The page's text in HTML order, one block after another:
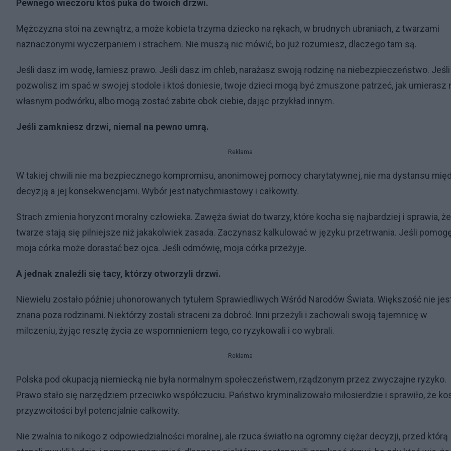
Pewnego wieczoru ktoś puka do twoich drzwi.
Mężczyzna stoi na zewnątrz, a może kobieta trzyma dziecko na rękach, w brudnych ubraniach, z twarzami
naznaczonymi wyczerpaniem i strachem. Nie muszą nic mówić, bo już rozumiesz, dlaczego tam są.
Jeśli dasz im wodę, łamiesz prawo. Jeśli dasz im chleb, narażasz swoją rodzinę na niebezpieczeństwo. Jeśli
pozwolisz im spać w swojej stodole i ktoś doniesie, twoje dzieci mogą być zmuszone patrzeć, jak umierasz
własnym podwórku, albo mogą zostać zabite obok ciebie, dając przykład innym.
Jeśli zamkniesz drzwi, niemal na pewno umrą.
Reklama
W takiej chwili nie ma bezpiecznego kompromisu, anonimowej pomocy charytatywnej, nie ma dystansu
decyzją a jej konsekwencjami. Wybór jest natychmiastowy i całkowity.
Strach zmienia horyzont moralny człowieka. Zawęża świat do twarzy, które kocha się najbardziej i sprawia,
twarze stają się pilniejsze niż jakakolwiek zasada. Zaczynasz kalkulować w języku przetrwania. Jeśli
moja córka może dorastać bez ojca. Jeśli odmówię, moja córka przeżyje.
A jednak znaleźli się tacy, którzy otworzyli drzwi.
Niewielu zostało później uhonorowanych tytułem Sprawiedliwych Wśród Narodów Świata. Większość nie
znana poza rodzinami. Niektórzy zostali straceni za dobroć. Inni przeżyli i zachowali swoją tajemnicę w
milczeniu, żyjąc resztę życia ze wspomnieniem tego, co ryzykowali i co wybrali.
Reklama
Polska pod okupacją niemiecką nie była normalnym społeczeństwem, rządzonym przez zwyczajne ryzyko.
Prawo stało się narzędziem przeciwko współczuciu. Państwo kryminalizowało miłosierdzie i sprawiło, że
przyzwoitości był potencjalnie całkowity.
Nie zwalnia to nikogo z odpowiedzialności moralnej, ale rzuca światło na ogromny ciężar decyzji, przed którą